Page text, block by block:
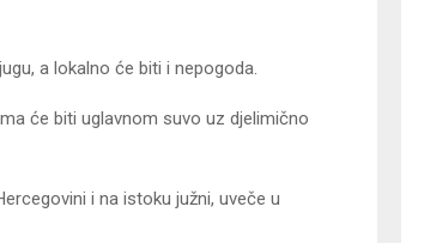
a lokalno će biti i nepogoda.
će biti uglavnom suvo uz djelimično
i na istoku južni, uveče u